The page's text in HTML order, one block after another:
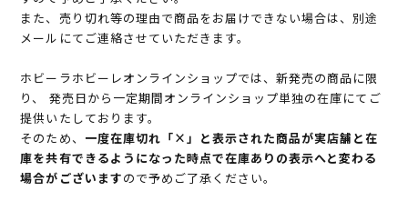
また、売り切れ等の理由で商品をお届けできない場合は、別途
メールにてご連絡させていただきます。
ホビーラホビーレオンラインショップでは、新発売の商品に限
り、 発売日から一定期間オンラインショップ単独の在庫にてご
提供いたしております。
そのため、 一度在庫切れ「×」と表示された商品が実店舗と在
庫を共有できるようになった時点で在庫ありの表示へと変わる
場合がございますので予めご了承ください。